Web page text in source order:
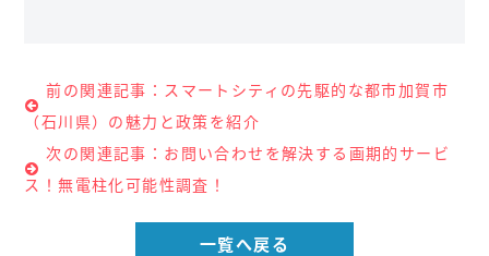
前の関連記事：スマートシティの先駆的な都市加賀市
（石川県）の魅力と政策を紹介
次の関連記事：お問い合わせを解決する画期的サービ
ス！無電柱化可能性調査！
一覧へ戻る